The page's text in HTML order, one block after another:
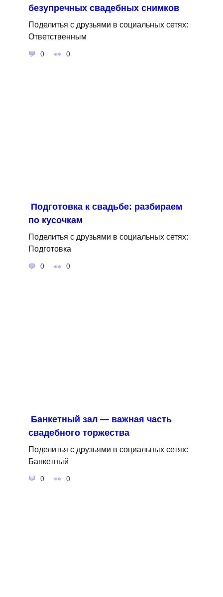
безупречных свадебных снимков
Поделитья с друзьями в социальных сетях:
Ответственным
0 0
Подготовка к свадьбе: разбираем
по кусочкам
Поделитья с друзьями в социальных сетях:
Подготовка
0 0
Банкетный зал — важная часть
свадебного торжества
Поделитья с друзьями в социальных сетях:
Банкетный
0 0